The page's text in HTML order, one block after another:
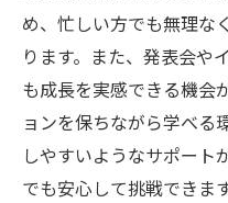
め、忙しい方でも無理な
ります。また、発表会や
も成長を実感できる機会
ョンを保ちながら学べる
しやすいようなサポート
でも安心して挑戦できます